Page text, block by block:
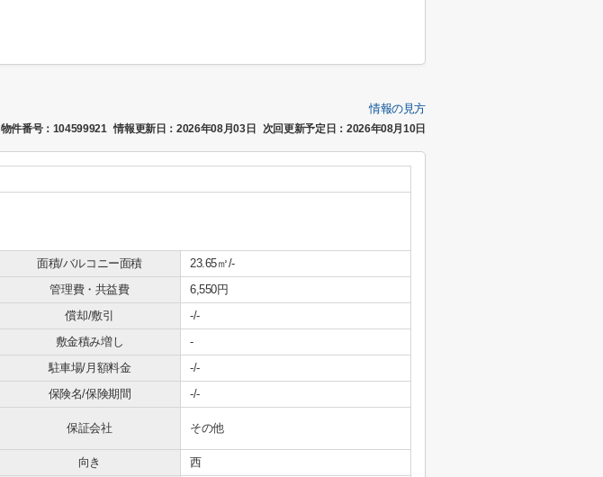
情報の見方
物件番号：104599921 情報更新日：2026年08月03日 次回更新予定日：2026年08月10日
面積/バルコニー面積
23.65㎡/-
管理費・共益費
6,550円
償却/敷引
-/-
敷金積み増し
-
駐車場/月額料金
-/-
保険名/保険期間 -/-
保証会社 その他
向き
西